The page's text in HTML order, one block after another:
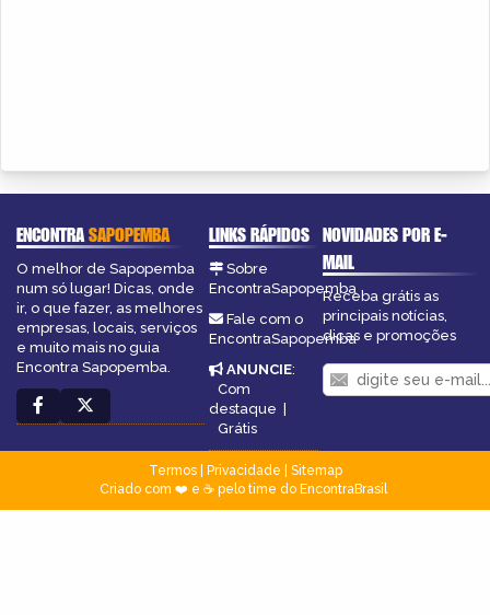
ENCONTRASAPOPEMBA
O melhor de Sapopemba
num só lugar! Dicas, onde
ir, o que fazer, as melhores
empresas, locais, serviços
e muito mais no guia
Encontra Sapopemba.
LINKS RÁPIDOS
Sobre
EncontraSapopemba
Fale com o
EncontraSapopemba
ANUNCIE:
Com
destaque |
Grátis
NOVIDADES POR E-
MAIL
Receba grátis as
principais notícias,
dicas e promoções
Termos| Privacidade
Sitemap
Criado com ❤️ e ☕ pelo time do EncontraBrasil